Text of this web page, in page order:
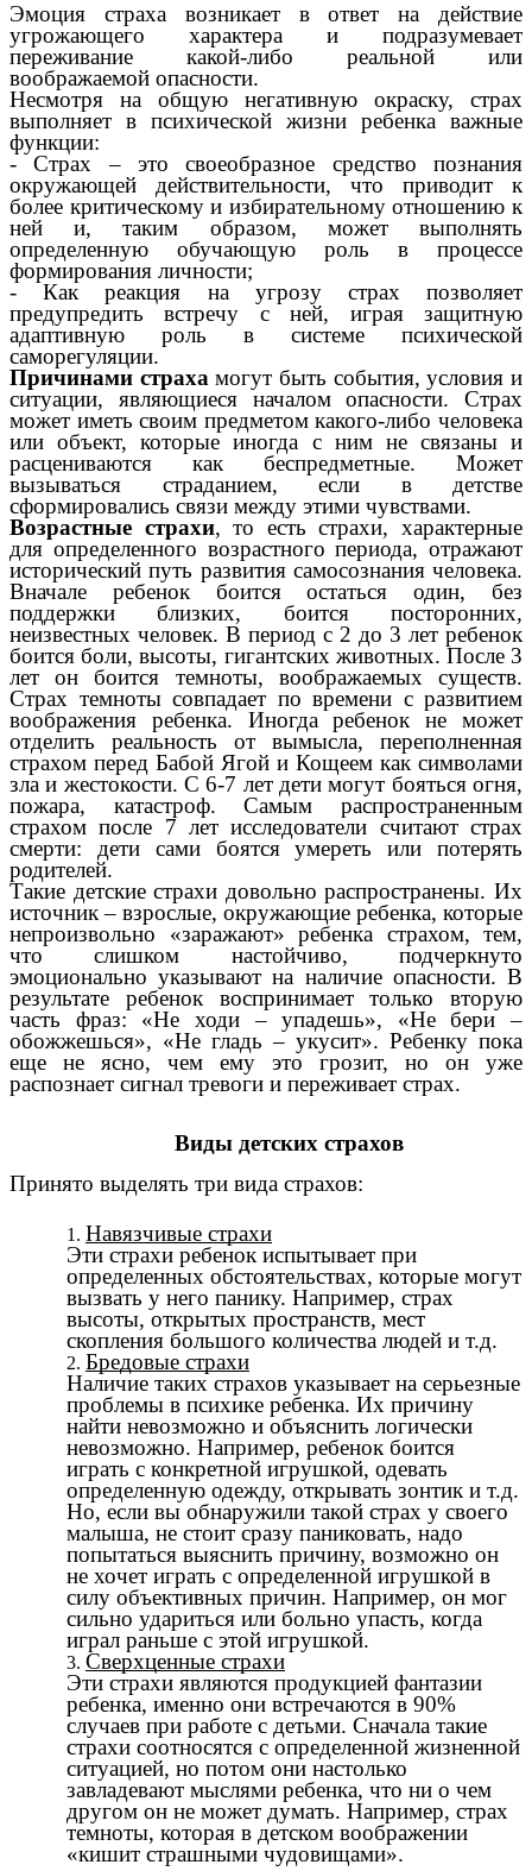
Эмоция страха возникает в ответ на действие
угрожающего характера и подразумевает
переживание какой-либо реальной или
воображаемой опасности.
Несмотря на общую негативную окраску, страх
выполняет в психической жизни ребенка важные
функции:
- Страх – это своеобразное средство познания
окружающей действительности, что приводит к
более критическому и избирательному отношению к
ней и, таким образом, может выполнять
определенную обучающую роль в процессе
формирования личности;
- Как реакция на угрозу страх позволяет
предупредить встречу с ней, играя защитную
адаптивную роль в системе психической
саморегуляции.
Причинами страха могут быть события, условия и
ситуации, являющиеся началом опасности. Страх
может иметь своим предметом какого-либо человека
или объект, которые иногда с ним не связаны и
расцениваются как беспредметные. Может
вызываться страданием, если в детстве
сформировались связи между этими чувствами.
Возрастные страхи, то есть страхи, характерные
для определенного возрастного периода, отражают
исторический путь развития самосознания человека.
Вначале ребенок боится остаться один, без
поддержки близких, боится посторонних,
неизвестных человек. В период с 2 до 3 лет ребенок
боится боли, высоты, гигантских животных. После 3
лет он боится темноты, воображаемых существ.
Страх темноты совпадает по времени с развитием
воображения ребенка. Иногда ребенок не может
отделить реальность от вымысла, переполненная
страхом перед Бабой Ягой и Кощеем как символами
зла и жестокости. С 6-7 лет дети могут бояться огня,
пожара, катастроф. Самым распространенным
страхом после 7 лет исследователи считают страх
смерти: дети сами боятся умереть или потерять
родителей.
Такие детские страхи довольно распространены. Их
источник – взрослые, окружающие ребенка, которые
непроизвольно «заражают» ребенка страхом, тем,
что слишком настойчиво, подчеркнуто
эмоционально указывают на наличие опасности. В
результате ребенок воспринимает только вторую
часть фраз: «Не ходи – упадешь», «Не бери –
обожжешься», «Не гладь – укусит». Ребенку пока
еще не ясно, чем ему это грозит, но он уже
распознает сигнал тревоги и переживает страх.
Виды детских страхов
Принято выделять три вида страхов:
Навязчивые страхи
Эти страхи ребенок испытывает при
определенных обстоятельствах, которые могут
вызвать у него панику. Например, страх
высоты, открытых пространств, мест
скопления большого количества людей и т.д.
Бредовые страхи
Наличие таких страхов указывает на серьезные
проблемы в психике ребенка. Их причину
найти невозможно и объяснить логически
невозможно. Например, ребенок боится
играть с конкретной игрушкой, одевать
определенную одежду, открывать зонтик и т.д.
Но, если вы обнаружили такой страх у своего
малыша, не стоит сразу паниковать, надо
попытаться выяснить причину, возможно он
не хочет играть с определенной игрушкой в
силу объективных причин. Например, он мог
сильно удариться или больно упасть, когда
играл раньше с этой игрушкой.
Сверхценные страхи
Эти страхи являются продукцией фантазии
ребенка, именно они встречаются в 90%
случаев при работе с детьми. Сначала такие
страхи соотносятся с определенной жизненной
ситуацией, но потом они настолько
завладевают мыслями ребенка, что ни о чем
другом он не может думать. Например, страх
темноты, которая в детском воображении
«кишит страшными чудовищами».